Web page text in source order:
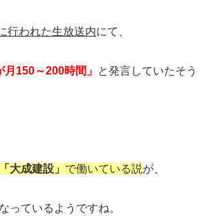
行われた生放送内にて、
月150～200時間」 と発言していたそう
「大成建設」 で働いている説が、
っているようですね。